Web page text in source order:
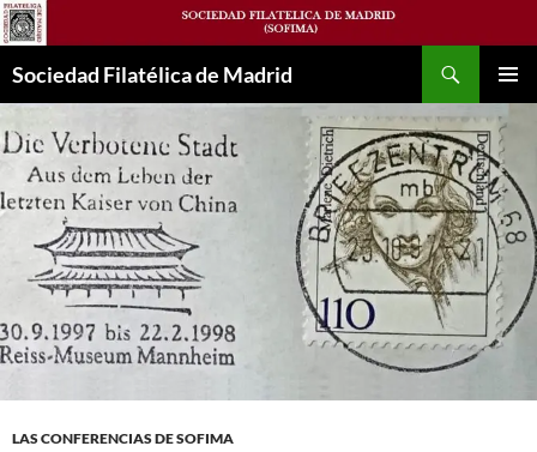
Saltar
al
contenido
Sociedad Filatélica de Madrid
LAS CONFERENCIAS DE SOFIMA